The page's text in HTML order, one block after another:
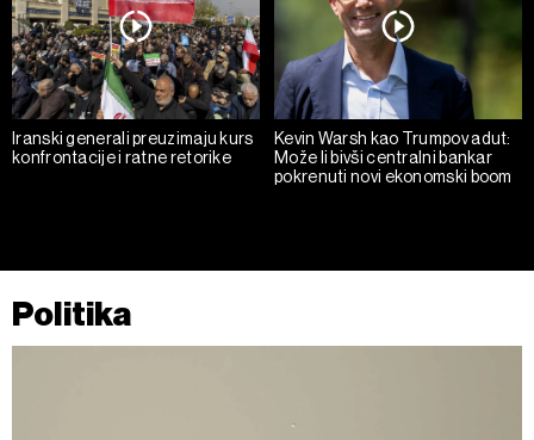
Iranski generali preuzimaju kurs
konfrontacije i ratne retorike
Kevin Warsh kao Trumpov adut:
Može li bivši centralni bankar
pokrenuti novi ekonomski boom
Politika